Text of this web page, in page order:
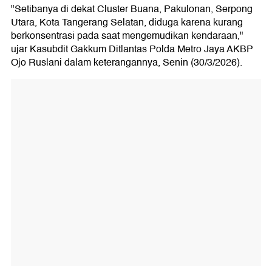
"Setibanya di dekat Cluster Buana, Pakulonan, Serpong
Utara, Kota Tangerang Selatan, diduga karena kurang
berkonsentrasi pada saat mengemudikan kendaraan,"
ujar Kasubdit Gakkum Ditlantas Polda Metro Jaya AKBP
Ojo Ruslani dalam keterangannya, Senin (30/3/2026).